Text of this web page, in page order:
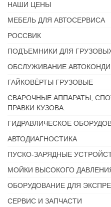
НАШИ ЦЕНЫ
МЕБЕЛЬ ДЛЯ АВТОСЕРВИСА
РОССВИК
ПОДЪЕМНИКИ ДЛЯ
ОБСЛУЖИВАНИЕ
ГАЙКОВЁРТЫ ГРУЗОВЫЕ
СВАРОЧНЫЕ АППАРАТЫ,
ПРАВКИ КУЗОВА.
ГИДРАВЛИЧЕСКОЕ
АВТОДИАГНОСТИКА
ПУСКО-ЗАРЯДНЫЕ
МОЙКИ ВЫСОКОГО
ОБОРУДОВАНИЕ ДЛЯ
СЕРВИС И ЗАПЧАСТИ